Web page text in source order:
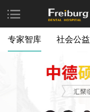
专家智库 社会公益